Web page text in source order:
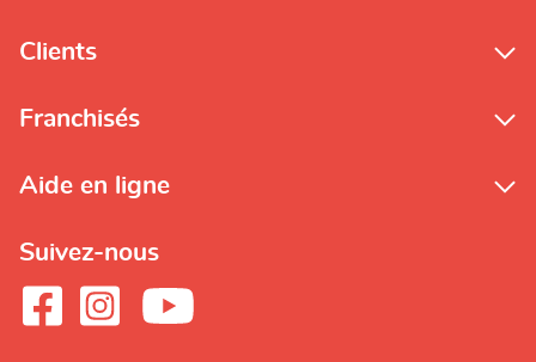
Clients
Franchisés
Aide en ligne
Suivez-nous